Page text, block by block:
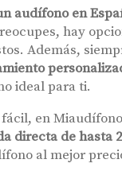
audífono en
hay
Además,
ideal para ti.
en
directa de hasta
al mejor
datos a empresas
ofrecer los servicios
de uso.
declaras haber